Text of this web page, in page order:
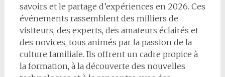
savoirs et le partage d’expériences en 2026. Ces
événements rassemblent des milliers de
visiteurs, des experts, des amateurs éclairés et
des novices, tous animés par la passion de la
culture familiale. Ils offrent un cadre propice à
la formation, à la découverte des nouvelles